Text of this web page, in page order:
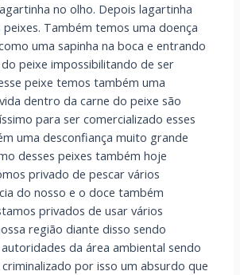
no olho. Depois lagartinha
Também temos uma doença
uma sapinha na boca e entrando
peixe impossibilitando de ser
peixe temos também uma
dentro da carne do peixe são
para ser comercializado esses
uma desconfiança muito grande
desses peixes também hoje
privado de pescar vários
do nosso e o doce também
privados de usar vários
região diante disso sendo
da área ambiental sendo
por isso um absurdo que